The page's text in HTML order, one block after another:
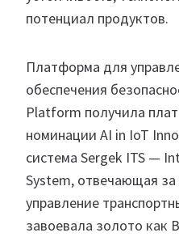
потенциал продуктов.
Платформа для
обеспечения
Platform получила
номинации AI in IoT
система Sergek ITS —
System, отвечающая за
управление
завоевала золото как